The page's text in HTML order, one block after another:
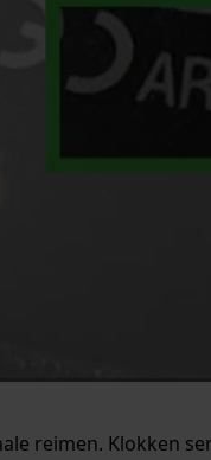
reimen. Klokken